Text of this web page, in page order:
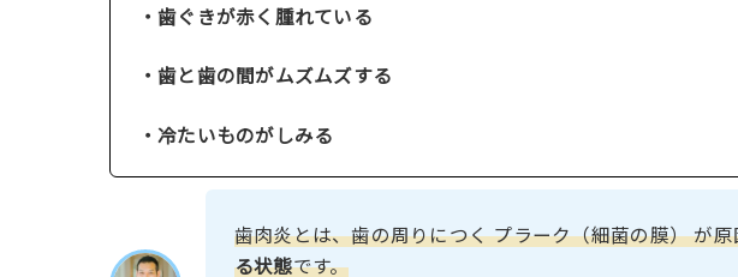
・歯ぐきが赤く腫れている
・歯と歯の間がムズムズする
・冷たいものがしみる
歯肉炎とは、歯の周りにつく プラーク（細菌の膜） が原
る状態です。